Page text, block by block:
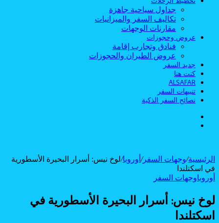
جداول سياحية جاهزة
تكاليف السفر والميزانيات
مقارنات الوجهات
عروض وحجوزات
فنادق وتجارب إقامة
عروض الطيران والحجوزات
جديد السفر
كنت هنا
ALSAFAR
تنبيهات السفر
نصائح السفر الذكية
الرئيسية/وجهات السفر/ أوروبا/لوخ نيس: أسرار البحيرة الأسطورية
في اسكتلندا
أوروباوجهات السفر
لوخ نيس: أسرار البحيرة الأسطورية في
اسكتلندا